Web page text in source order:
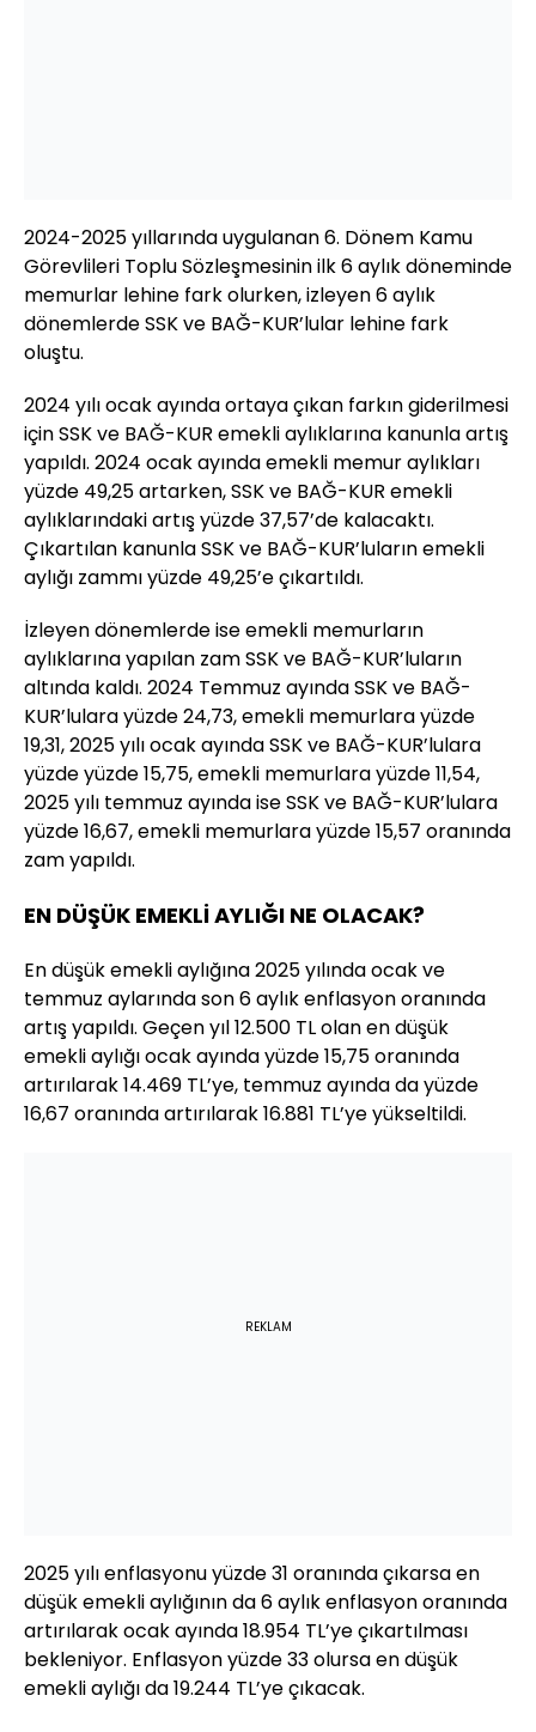
2024-2025 yıllarında uygulanan 6. Dönem Kamu
Görevlileri Toplu Sözleşmesinin ilk 6 aylık döneminde
memurlar lehine fark olurken, izleyen 6 aylık
dönemlerde SSK ve BAĞ-KUR’lular lehine fark
oluştu.
2024 yılı ocak ayında ortaya çıkan farkın giderilmesi
için SSK ve BAĞ-KUR emekli aylıklarına kanunla artış
yapıldı. 2024 ocak ayında emekli memur aylıkları
yüzde 49,25 artarken, SSK ve BAĞ-KUR emekli
aylıklarındaki artış yüzde 37,57’de kalacaktı.
Çıkartılan kanunla SSK ve BAĞ-KUR’luların emekli
aylığı zammı yüzde 49,25’e çıkartıldı.
İzleyen dönemlerde ise emekli memurların
aylıklarına yapılan zam SSK ve BAĞ-KUR’luların
altında kaldı. 2024 Temmuz ayında SSK ve BAĞ-
KUR’lulara yüzde 24,73, emekli memurlara yüzde
19,31, 2025 yılı ocak ayında SSK ve BAĞ-KUR’lulara
yüzde yüzde 15,75, emekli memurlara yüzde 11,54,
2025 yılı temmuz ayında ise SSK ve BAĞ-KUR’lulara
yüzde 16,67, emekli memurlara yüzde 15,57 oranında
zam yapıldı.
EN DÜŞÜK EMEKLİ AYLIĞI NE OLACAK?
En düşük emekli aylığına 2025 yılında ocak ve
temmuz aylarında son 6 aylık enflasyon oranında
artış yapıldı. Geçen yıl 12.500 TL olan en düşük
emekli aylığı ocak ayında yüzde 15,75 oranında
artırılarak 14.469 TL’ye, temmuz ayında da yüzde
16,67 oranında artırılarak 16.881 TL’ye yükseltildi.
REKLAM
2025 yılı enflasyonu yüzde 31 oranında çıkarsa en
düşük emekli aylığının da 6 aylık enflasyon oranında
artırılarak ocak ayında 18.954 TL’ye çıkartılması
bekleniyor. Enflasyon yüzde 33 olursa en düşük
emekli aylığı da 19.244 TL’ye çıkacak.